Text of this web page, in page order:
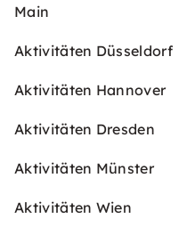
Main
Aktivitäten Düsseldorf
Aktivitäten Hannover
Aktivitäten Dresden
Aktivitäten Münster
Aktivitäten Wien